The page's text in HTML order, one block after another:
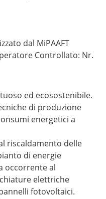
dal MiPAAFT
Controllato: Nr.
ed ecosostenibile.
di produzione
energetici a
riscaldamento delle
di energie
occorrente al
elettriche
fotovoltaici.